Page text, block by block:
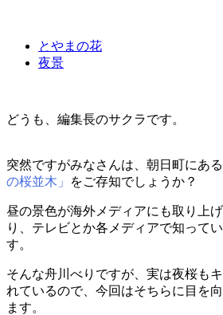
とやまの花
夜景
どうも、編集長のサクラです。
突然ですがみなさんは、朝日町にあ
の桜並木」
をご存知でしょうか？
昼の景色が海外メディアにも取り上
り、テレビとか各メディアで知って
す。
そんな舟川べりですが、実は夜桜も
れているので、今回はそちらに目を
ます。